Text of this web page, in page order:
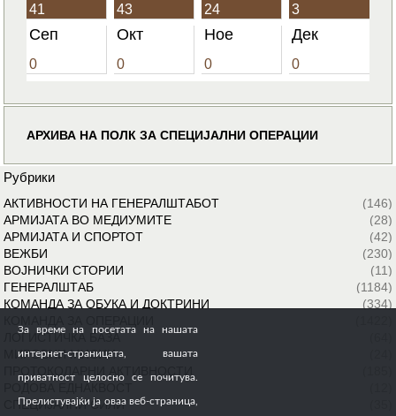
41 43 24 3
Сеп
0
Окт
0
Ное
0
Дек
0
АРХИВА НА ПОЛК ЗА СПЕЦИЈАЛНИ ОПЕРАЦИИ
Рубрики
АКТИВНОСТИ НА ГЕНЕРАЛШТАБОТ
(146)
АРМИЈАТА ВО МЕДИУМИТЕ
(28)
АРМИЈАТА И СПОРТОТ
(42)
ВЕЖБИ
(230)
ВОЈНИЧКИ СТОРИИ
(11)
ГЕНЕРАЛШТАБ
(1184)
КОМАНДА ЗА ОБУКА И ДОКТРИНИ
(334)
ЛОГИСТИЧКА БАЗА
МИРОВНИ МИСИИ
СПЕЦИЈАЛНИ СИЛИ
За време на посетата на нашата
интернет-страницата, вашата
приватност целосно се почитува.
Прелистувајќи ја оваа веб-страница,